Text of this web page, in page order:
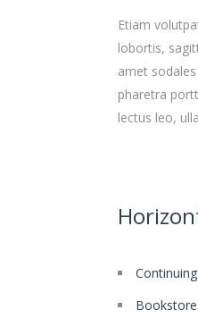
Etiam
lobortis,
amet
pharetra
lectus leo,
Bookstore